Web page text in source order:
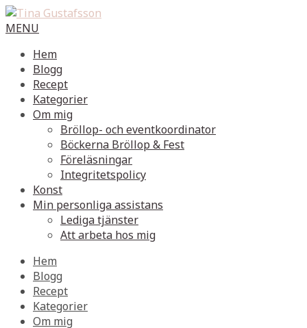
MENU
Hem
Blogg
Recept
Kategorier
Om mig
Bröllop- och eventkoordinator
Böckerna Bröllop & Fest
Föreläsningar
Integritetspolicy
Konst
Min personliga assistans
Lediga tjänster
Att arbeta hos mig
Hem
Blogg
Recept
Kategorier
Om mig